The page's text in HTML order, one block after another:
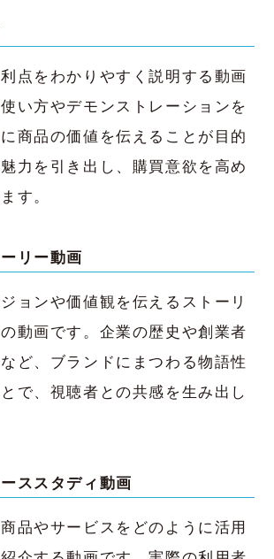
点をわかりやすく説明する動画
い方やデモンストレーションを
商品の価値を伝えることが目的
力を引き出し、購買意欲を高め
す。
リー動画
ョンや価値観を伝えるストーリ
動画です。企業の歴史や創業者
ど、ブランドにまつわる物語性
で、視聴者との共感を生み出し
ススタディ動画
品やサービスをどのように活用